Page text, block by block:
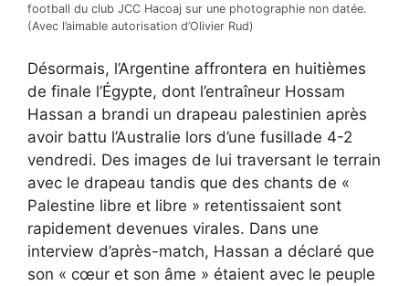
football du club JCC Hacoaj sur une photographie non datée.
(Avec l’aimable autorisation d’Olivier Rud)
Désormais, l’Argentine affrontera en huitièmes
de finale l’Égypte, dont l’entraîneur Hossam
Hassan a brandi un drapeau palestinien après
avoir battu l’Australie lors d’une fusillade 4-2
vendredi. Des images de lui traversant le terrain
avec le drapeau tandis que des chants de «
Palestine libre et libre » retentissaient sont
rapidement devenues virales. Dans une
interview d’après-match, Hassan a déclaré que
son « cœur et son âme » étaient avec le peuple